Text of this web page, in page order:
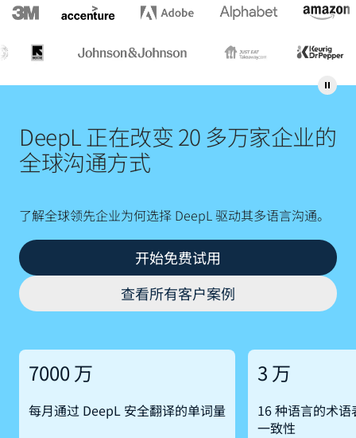
DeepL 正在改变 20 多万家企业的
全球沟通方式
了解全球领先企业为何选择 DeepL 驱动其多语言沟通。
开始免费试用
查看所有客户案例
7000 万
每月通过 DeepL 安全翻译的单词量
3 万
16 种语言的术
一致性